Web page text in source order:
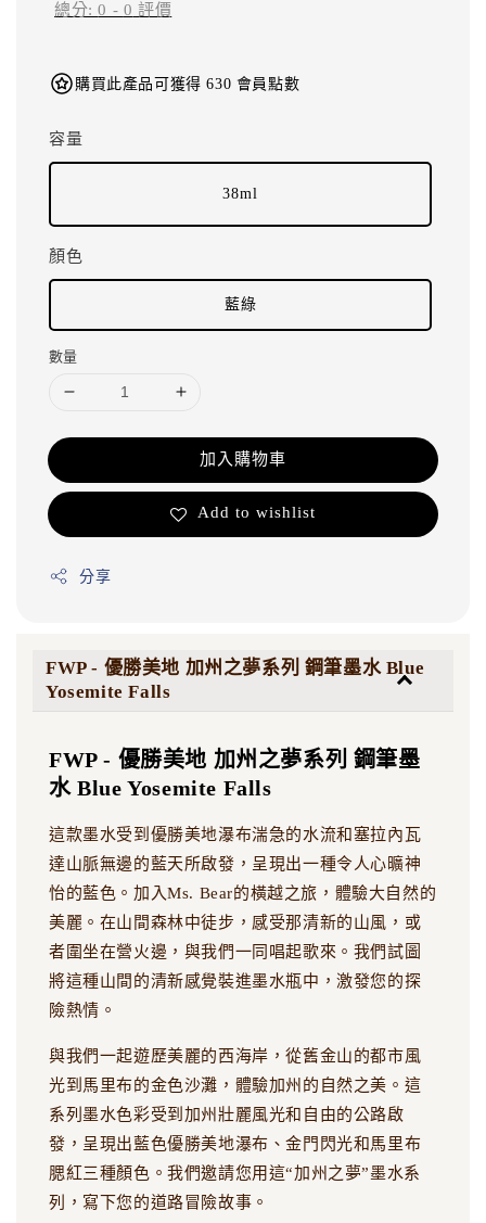
總分:0 - 0 評價
購買此產品可獲得 630 會員點數
容量
38ml
顏色
藍綠
數量
加入購物車
Add to wishlist
分享
FWP - 優勝美地 加州之夢系列 鋼筆墨水 Blue
Yosemite Falls
FWP - 優勝美地 加州之夢系列 鋼筆墨
水 Blue Yosemite Falls
這款墨水受到優勝美地瀑布湍急的水流和塞拉內瓦
達山脈無邊的藍天所啟發，呈現出一種令人心曠神
怡的藍色。加入Ms. Bear的橫越之旅，體驗大自然的
美麗。在山間森林中徒步，感受那清新的山風，或
者圍坐在營火邊，與我們一同唱起歌來。我們試圖
將這種山間的清新感覺裝進墨水瓶中，激發您的探
險熱情。
與我們一起遊歷美麗的西海岸，從舊金山的都市風
光到馬里布的金色沙灘，體驗加州的自然之美。這
系列墨水色彩受到加州壯麗風光和自由的公路啟
發，呈現出藍色優勝美地瀑布、金門閃光和馬里布
腮紅三種顏色。我們邀請您用這“加州之夢”墨水系
列，寫下您的道路冒險故事。